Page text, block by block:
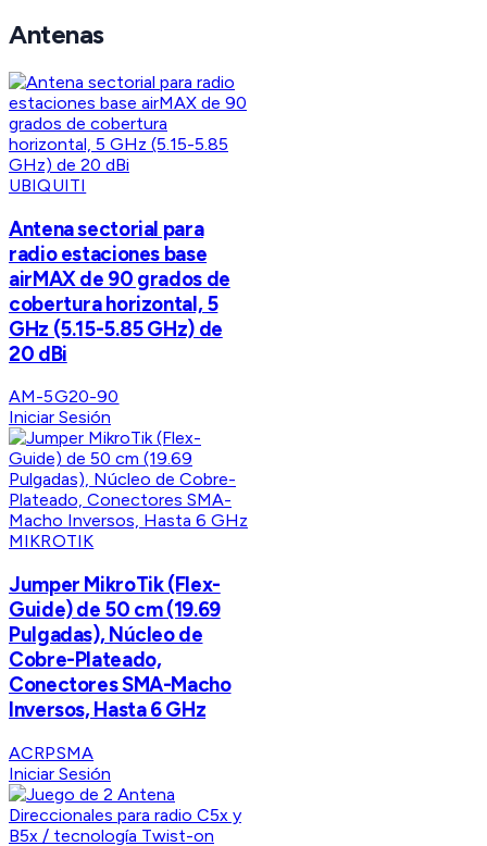
Antenas
UBIQUITI
Antena sectorial para
radio estaciones base
airMAX de 90 grados de
cobertura horizontal, 5
GHz (5.15-5.85 GHz) de
20 dBi
AM-5G20-90
Iniciar Sesión
MIKROTIK
Jumper MikroTik (Flex-
Guide) de 50 cm (19.69
Pulgadas), Núcleo de
Cobre-Plateado,
Conectores SMA-Macho
Inversos, Hasta 6 GHz
ACRPSMA
Iniciar Sesión